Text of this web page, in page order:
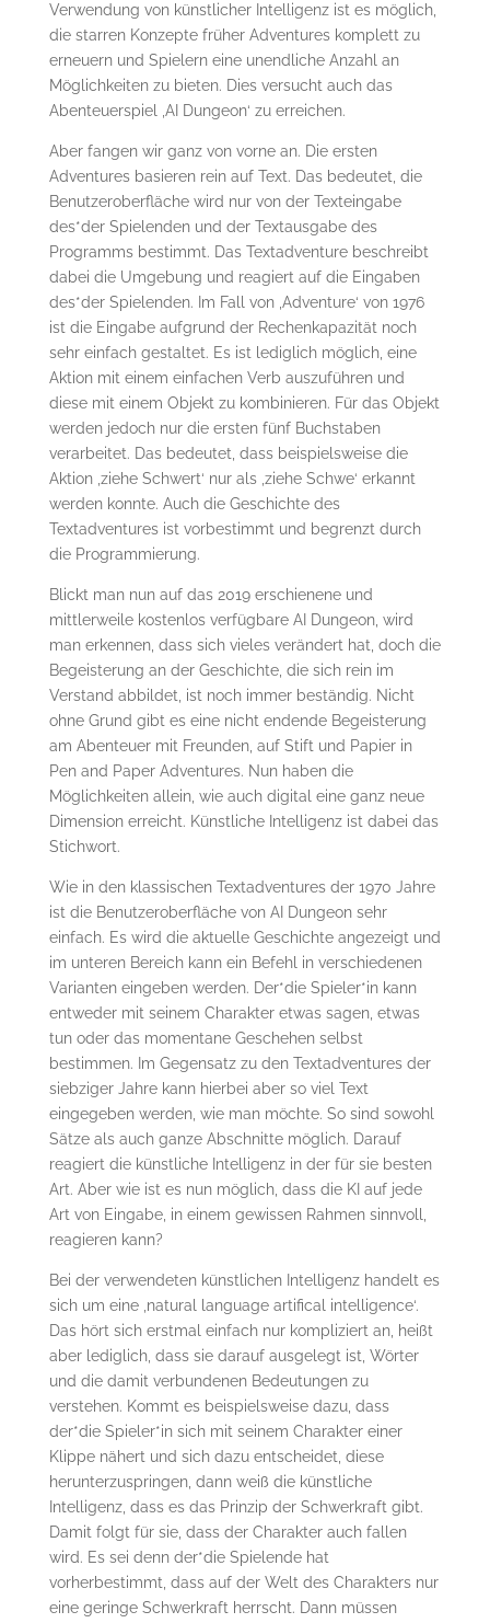
Verwendung von künstlicher Intelligenz ist es möglich,
die starren Konzepte früher Adventures komplett zu
erneuern und Spielern eine unendliche Anzahl an
Möglichkeiten zu bieten. Dies versucht auch das
Abenteuerspiel ‚AI Dungeon‘ zu erreichen.
Aber fangen wir ganz von vorne an. Die ersten
Adventures basieren rein auf Text. Das bedeutet, die
Benutzeroberfläche wird nur von der Texteingabe
des*der Spielenden und der Textausgabe des
Programms bestimmt. Das Textadventure beschreibt
dabei die Umgebung und reagiert auf die Eingaben
des*der Spielenden. Im Fall von ‚Adventure‘ von 1976
ist die Eingabe aufgrund der Rechenkapazität noch
sehr einfach gestaltet. Es ist lediglich möglich, eine
Aktion mit einem einfachen Verb auszuführen und
diese mit einem Objekt zu kombinieren. Für das Objekt
werden jedoch nur die ersten fünf Buchstaben
verarbeitet. Das bedeutet, dass beispielsweise die
Aktion ‚ziehe Schwert‘ nur als ‚ziehe Schwe‘ erkannt
werden konnte. Auch die Geschichte des
Textadventures ist vorbestimmt und begrenzt durch
die Programmierung.
Blickt man nun auf das 2019 erschienene und
mittlerweile kostenlos verfügbare AI Dungeon, wird
man erkennen, dass sich vieles verändert hat, doch die
Begeisterung an der Geschichte, die sich rein im
Verstand abbildet, ist noch immer beständig. Nicht
ohne Grund gibt es eine nicht endende Begeisterung
am Abenteuer mit Freunden, auf Stift und Papier in
Pen and Paper Adventures. Nun haben die
Möglichkeiten allein, wie auch digital eine ganz neue
Dimension erreicht. Künstliche Intelligenz ist dabei das
Stichwort.
Wie in den klassischen Textadventures der 1970 Jahre
ist die Benutzeroberfläche von AI Dungeon sehr
einfach. Es wird die aktuelle Geschichte angezeigt und
im unteren Bereich kann ein Befehl in verschiedenen
Varianten eingeben werden. Der*die Spieler*in kann
entweder mit seinem Charakter etwas sagen, etwas
tun oder das momentane Geschehen selbst
bestimmen. Im Gegensatz zu den Textadventures der
siebziger Jahre kann hierbei aber so viel Text
eingegeben werden, wie man möchte. So sind sowohl
Sätze als auch ganze Abschnitte möglich. Darauf
reagiert die künstliche Intelligenz in der für sie besten
Art. Aber wie ist es nun möglich, dass die KI auf jede
Art von Eingabe, in einem gewissen Rahmen sinnvoll,
reagieren kann?
Bei der verwendeten künstlichen Intelligenz handelt es
sich um eine ‚natural language artifical intelligence‘.
Das hört sich erstmal einfach nur kompliziert an, heißt
aber lediglich, dass sie darauf ausgelegt ist, Wörter
und die damit verbundenen Bedeutungen zu
verstehen. Kommt es beispielsweise dazu, dass
der*die Spieler*in sich mit seinem Charakter einer
Klippe nähert und sich dazu entscheidet, diese
herunterzuspringen, dann weiß die künstliche
Intelligenz, dass es das Prinzip der Schwerkraft gibt.
Damit folgt für sie, dass der Charakter auch fallen
wird. Es sei denn der*die Spielende hat
vorherbestimmt, dass auf der Welt des Charakters nur
eine geringe Schwerkraft herrscht. Dann müssen